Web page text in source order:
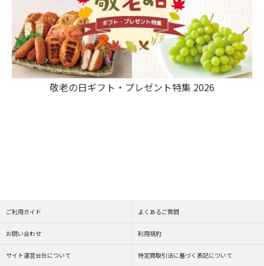
敬老の日ギフト・プレゼント特集 2026
ご利用ガイド よくあるご質問
お問い合わせ 利用規約
サイト運営会社について 特定商取引法に基づく表記について